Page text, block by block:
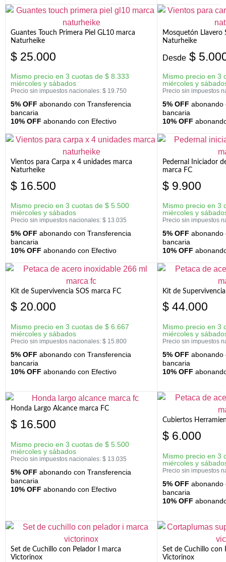
Guantes Touch Primera Piel GL10 marca
Naturheike
$ 25.000
Mismo precio en 3 cuotas de $ 8.333
miércoles y sábados
Precio sin impuestos nacionales: $ 19.750
5% OFF abonando con Transferencia
bancaria
10% OFF abonando con Efectivo
Mosquetón Llavero
Naturheike
Desde $
Mismo precio en 3
miércoles y
Precio sin impuestos
5% OFF abonando
bancaria
10% OFF
Vientos para Carpa x 4 unidades marca
Naturheike
$ 16.500
Mismo precio en 3 cuotas de $ 5.500
miércoles y sábados
Precio sin impuestos nacionales: $ 13.035
5% OFF abonando con Transferencia
bancaria
10% OFF abonando con Efectivo
Pedernal Iniciador
marca FC
$ 9.900
Mismo precio en 3
miércoles y
Precio sin impuestos
5% OFF abonando
bancaria
10% OFF
Kit de Supervivencia SOS marca FC
$ 20.000
Mismo precio en 3 cuotas de $ 6.667
miércoles y sábados
Precio sin impuestos nacionales: $ 15.800
5% OFF abonando con Transferencia
bancaria
10% OFF abonando con Efectivo
Kit de
$ 44.000
Mismo precio en 3
miércoles y
Precio sin impuestos
5% OFF abonando
bancaria
10% OFF
Honda Largo Alcance marca FC
$ 16.500
Mismo precio en 3 cuotas de $ 5.500
miércoles y sábados
Precio sin impuestos nacionales: $ 13.035
5% OFF abonando con Transferencia
bancaria
10% OFF abonando con Efectivo
Cubiertos
$ 6.000
Mismo precio en 3
miércoles y
Precio sin impuestos
5% OFF abonando
bancaria
10% OFF
Set de Cuchillo con Pelador I marca
Victorinox
Set de Cuchillo con
Victorinox